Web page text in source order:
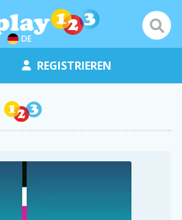
DE
REGISTRIEREN